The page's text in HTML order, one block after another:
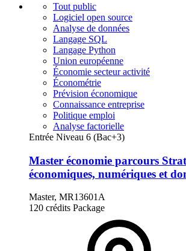
Tout public
Logiciel open source
Analyse de données
Langage SQL
Langage Python
Union européenne
Économie secteur activité
Économétrie
Prévision économique
Connaissance entreprise
Politique emploi
Analyse factorielle
Entrée Niveau 6 (Bac+3)
Master économie parcours
économiques, numériques et
Master, MR13601A
120 crédits Package